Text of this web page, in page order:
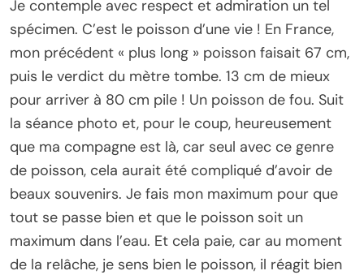
Je contemple avec respect et admiration un tel
spécimen. C’est le poisson d’une vie ! En France,
mon précédent « plus long » poisson faisait 67 cm,
puis le verdict du mètre tombe. 13 cm de mieux
pour arriver à 80 cm pile ! Un poisson de fou. Suit
la séance photo et, pour le coup, heureusement
que ma compagne est là, car seul avec ce genre
de poisson, cela aurait été compliqué d’avoir de
beaux souvenirs. Je fais mon maximum pour que
tout se passe bien et que le poisson soit un
maximum dans l’eau. Et cela paie, car au moment
de la relâche, je sens bien le poisson, il réagit bien